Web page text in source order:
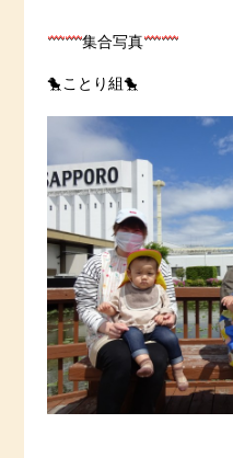
集合写真
🐤ことり組🐤